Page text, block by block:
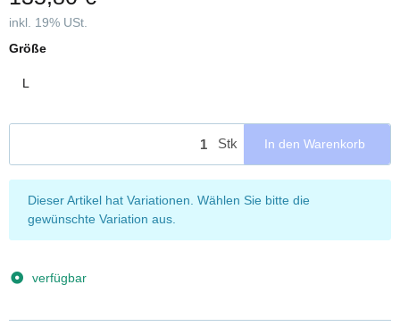
inkl. 19% USt.
Größe
L
Stk In den Warenkorb
x
Dieser Artikel hat Variationen. Wählen Sie bitte die
gewünschte Variation aus.
verfügbar